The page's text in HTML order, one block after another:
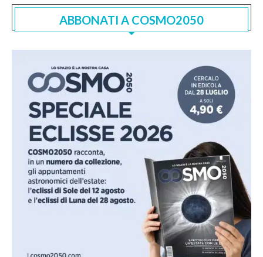
ABBONATI A COSMO2050